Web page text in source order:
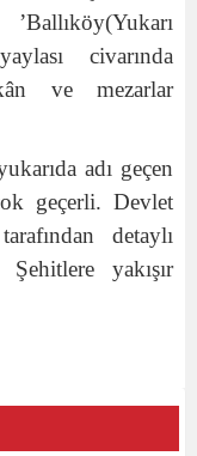
civarında
ve mezarlar
adı geçen
geçerli. Devlet
detaylı
yakışır